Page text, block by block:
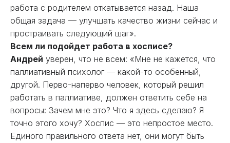
работа с родителем откатывается назад. Наша
общая задача — улучшать качество жизни сейчас и
простраивать следующий шаг».
Всем ли подойдет работа в хосписе?
Андрей уверен, что не всем: «Мне не кажется, что
паллиативный психолог — какой-то особенный,
другой. Перво-наперво человек, который решил
работать в паллиативе, должен ответить себе на
вопросы: Зачем мне это? Что я здесь сделаю? Я
точно этого хочу? Хоспис — это непростое место.
Единого правильного ответа нет, они могут быть